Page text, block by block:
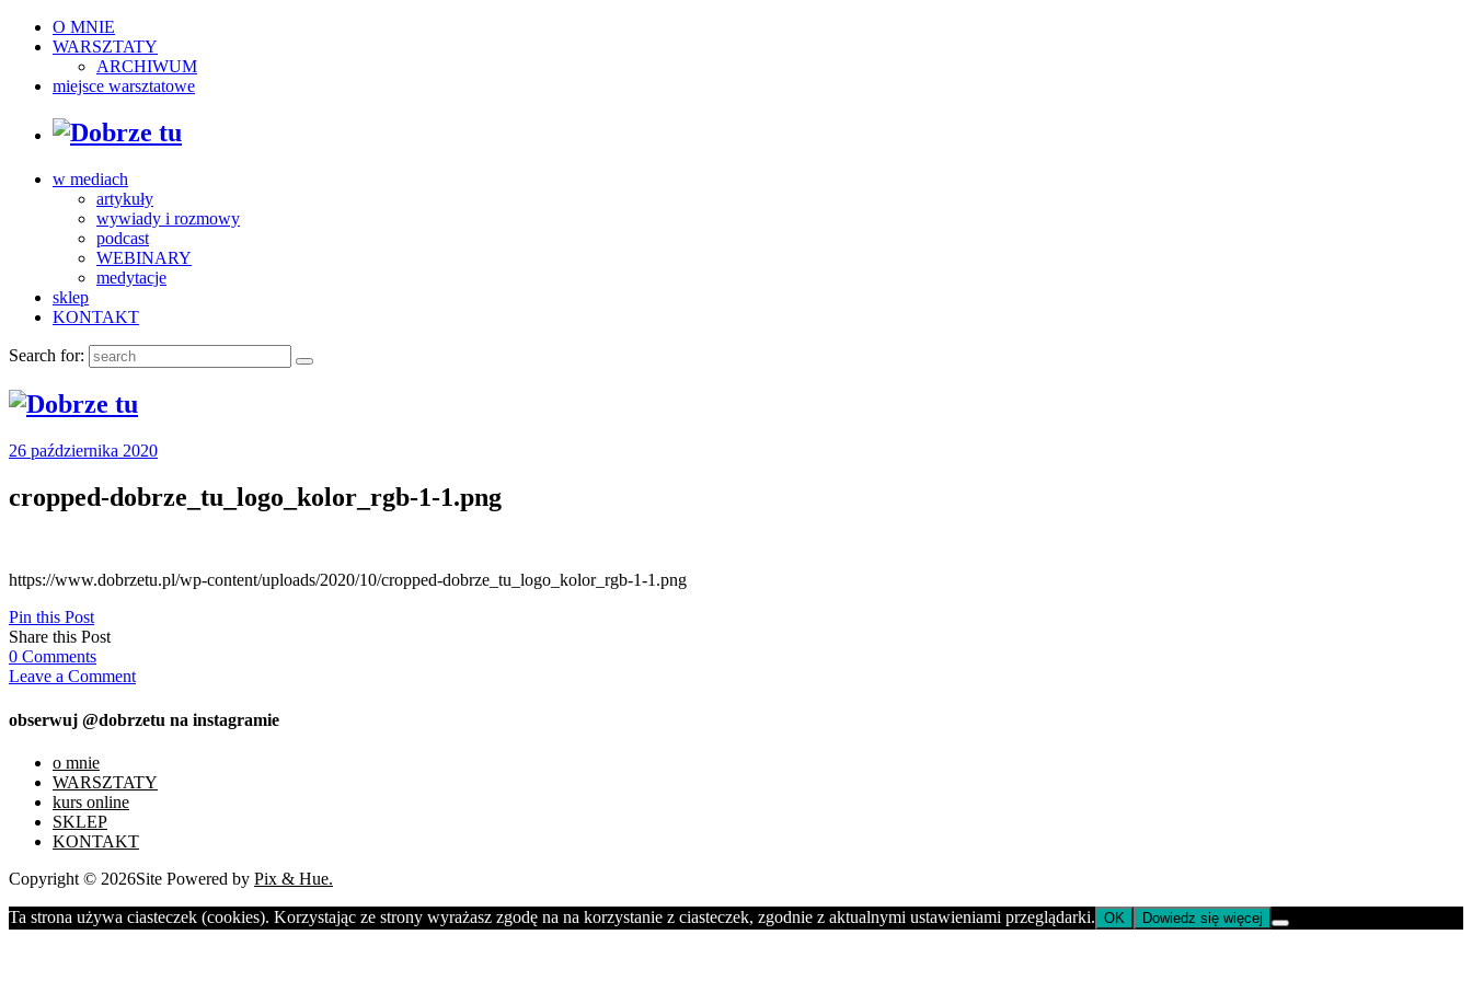
O MNIE
WARSZTATY
ARCHIWUM
miejsce warsztatowe
w mediach
artykuły
wywiady i rozmowy
podcast
WEBINARY
medytacje
sklep
KONTAKT
Search for:
26 października 2020
cropped-dobrze_tu_logo_kolor_rgb-1-1.png
https://www.dobrzetu.pl/wp-content/uploads/2020/10/cropped-dobrze_tu_logo_kolor_rgb-1-1.png
Pin this Post
Share this Post
0 Comments
Leave a Comment
obserwuj @dobrzetu na instagramie
o mnie
WARSZTATY
kurs online
SKLEP
KONTAKT
Copyright © 2026Site Powered by Pix & Hue.
Ta strona używa ciasteczek (cookies). Korzystając ze strony wyrażasz zgodę na na korzystanie z ciasteczek, zgodnie z aktualnymi ustawieniami przeglądarki. OK Dowiedz się więcej